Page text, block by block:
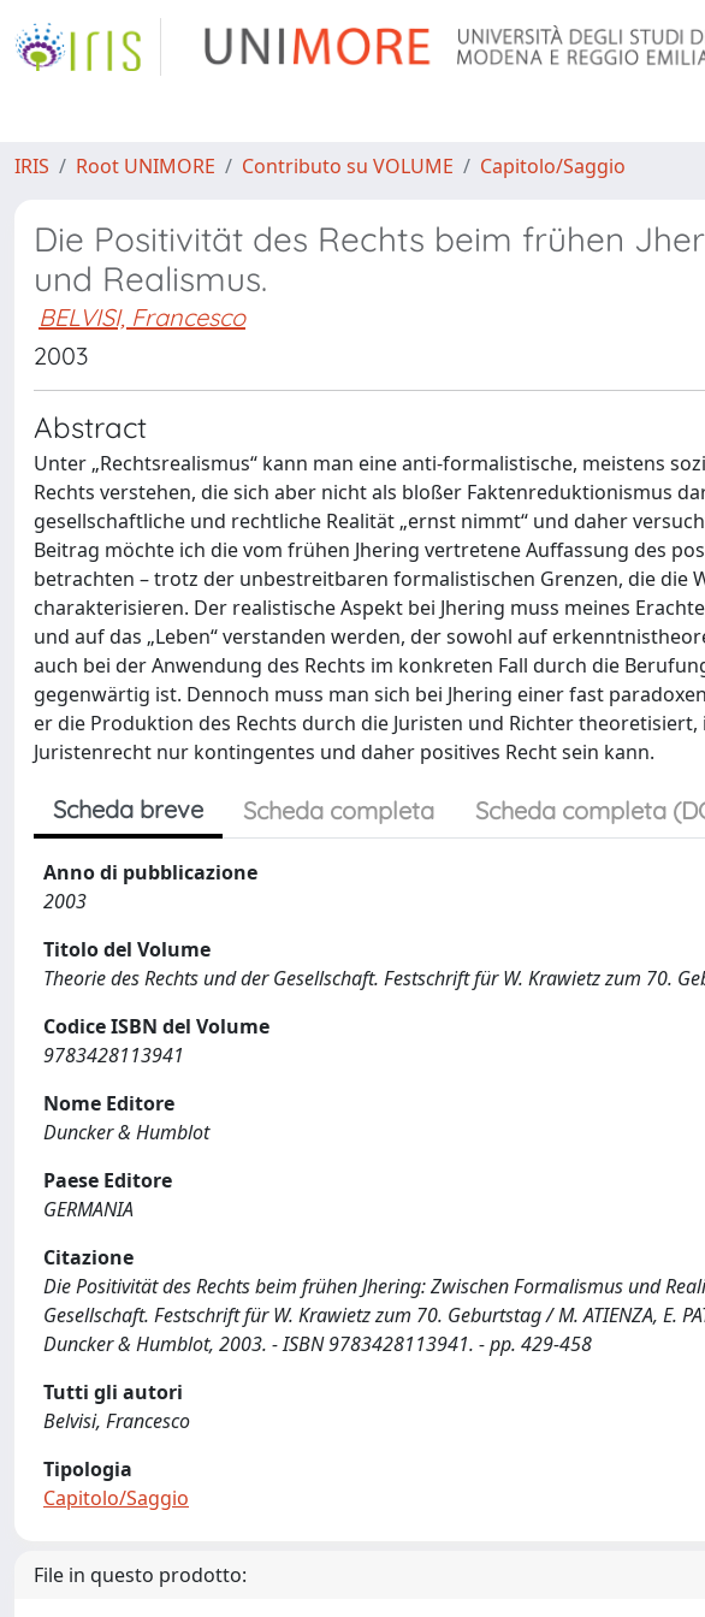
IRIS Root UNIMORE Contributo su VOLUME Capitolo/Saggio
Die Positivität des Rechts beim frühen
und Realismus.
BELVISI, Francesco
2003
Abstract
Unter „Rechtsrealismus“ kann man eine anti-formalistische, meistens
Rechts verstehen, die sich aber nicht als bloßer Faktenreduktionismus
gesellschaftliche und rechtliche Realität „ernst nimmt“ und daher
Beitrag möchte ich die vom frühen Jhering vertretene Auffassung des
betrachten – trotz der unbestreitbaren formalistischen Grenzen, die die
charakterisieren. Der realistische Aspekt bei Jhering muss meines
und auf das „Leben“ verstanden werden, der sowohl auf
auch bei der Anwendung des Rechts im konkreten Fall durch die
gegenwärtig ist. Dennoch muss man sich bei Jhering einer fast
er die Produktion des Rechts durch die Juristen und Richter
Juristenrecht nur kontingentes und daher positives Recht sein kann.
Scheda breve Scheda completa Scheda completa
Anno di pubblicazione
2003
Titolo del Volume
Theorie des Rechts und der Gesellschaft. Festschrift für W. Krawietz zum 70.
Codice ISBN del Volume
9783428113941
Nome Editore
Duncker & Humblot
Paese Editore
GERMANIA
Citazione
Die Positivität des Rechts beim frühen Jhering: Zwischen Formalismus und
Gesellschaft. Festschrift für W. Krawietz zum 70. Geburtstag / M. ATIENZA, E.
Duncker & Humblot, 2003. - ISBN 9783428113941. - pp. 429-458
Tutti gli autori
Belvisi, Francesco
Tipologia
Capitolo/Saggio
File in questo prodotto: